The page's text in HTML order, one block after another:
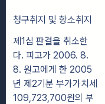
청구취지 및 항소취지
제1심 판결을 취소한
다. 피고가 2006. 8.
8. 원고에게 한 2005
년 제2기분 부가가치세
109,723,700원의 부